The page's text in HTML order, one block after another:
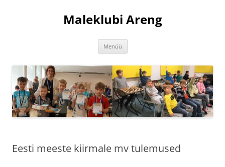
Maleklubi Areng
Menüü
Eesti meeste kiirmale mv tulemused